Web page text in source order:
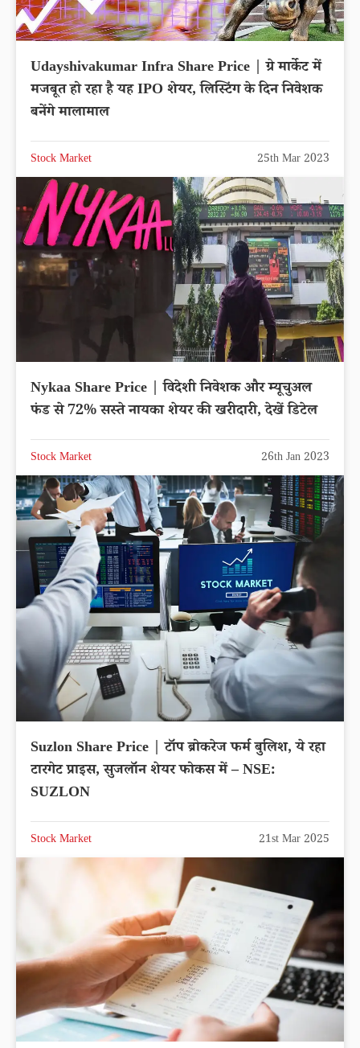
Udayshivakumar Infra Share Price | ग्रे मार्केट में
मजबूत हो रहा है यह IPO शेयर, लिस्टिंग के दिन निवेशक
बनेंगे मालामाल
Stock Market 25th Mar 2023
Nykaa Share Price | विदेशी निवेशक और म्यूचुअल
फंड से 72% सस्ते नायका शेयर की खरीदारी, देखें डिटेल
Stock Market 26th Jan 2023
Suzlon Share Price | टॉप ब्रोकरेज फर्म बुलिश, ये रहा
टारगेट प्राइस, सुजलॉन शेयर फोकस में – NSE:
SUZLON
Stock Market 21st Mar 2025